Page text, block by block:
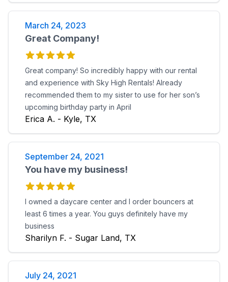
March 24, 2023
Great Company!
Great company! So incredibly happy with our rental
and experience with Sky High Rentals! Already
recommended them to my sister to use for her son’s
upcoming birthday party in April
Erica A. - Kyle, TX
September 24, 2021
You have my business!
I owned a daycare center and I order bouncers at
least 6 times a year. You guys definitely have my
business
Sharilyn F. - Sugar Land, TX
July 24, 2021